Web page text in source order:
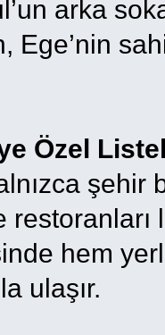
arka
Ege’nin
Özel
restoranları
hem
ulaşır.